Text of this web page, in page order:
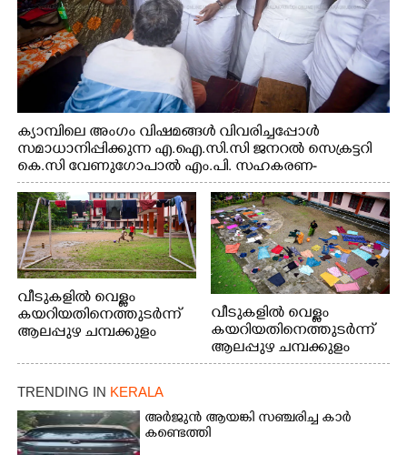
ക്യാമ്പിലെ അംഗം വിഷമങ്ങൾ വിവരിച്ചപ്പോൾ
സമാധാനിപ്പിക്കുന്ന എ.ഐ.സി.സി ജനറൽ സെക്രട്ടറി
കെ.സി വേണുഗോപാൽ എം.പി. സഹകരണ-
എക്സൈസ് വകുപ്പ് മന്ത്രി എം. ലിജു, എന്നിവർ
വീടുകളിൽ വെള്ളം
കയറിയതിനെത്തുടർന്ന്
ആലപ്പുഴ ചമ്പക്കുളം
പോരൂക്കര സെൻട്രൽ
സ്കൂളിലെ ദുരിതാശ്വാസ
ക്യാമ്പിലെത്തിയവർ
വസ്ത്രങ്ങൾ
ഉണക്കാനിട്ടിരിക്കുന്ന
വീടുകളിൽ വെള്ളം
കയറിയതിനെത്തുടർന്ന്
ആലപ്പുഴ ചമ്പക്കുളം
ഫാദർ തോമസ്
ക്യാമ്പിലെത്തിയവർ മഴ
TRENDING IN KERALA
അർജുൻ ആയങ്കി സഞ്ചരിച്ച കാർ
കണ്ടെത്തി